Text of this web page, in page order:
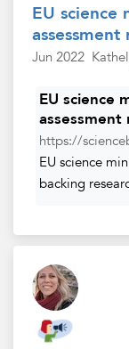
EU science
Jun 2022
EU science
assessment
https://
EU science
backing